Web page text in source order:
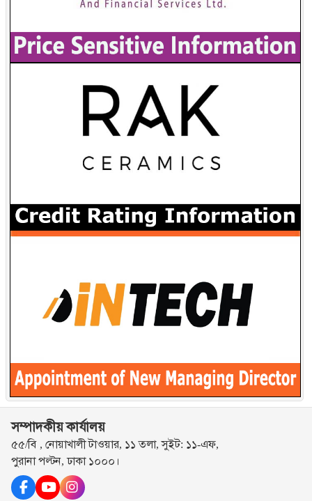
সম্পাদকীয় কার্যালয়
৫৫/বি , নোয়াখালী টাওয়ার, ১১ তলা, সুইট: ১১-এফ,
পুরানা পল্টন, ঢাকা ১০০০।